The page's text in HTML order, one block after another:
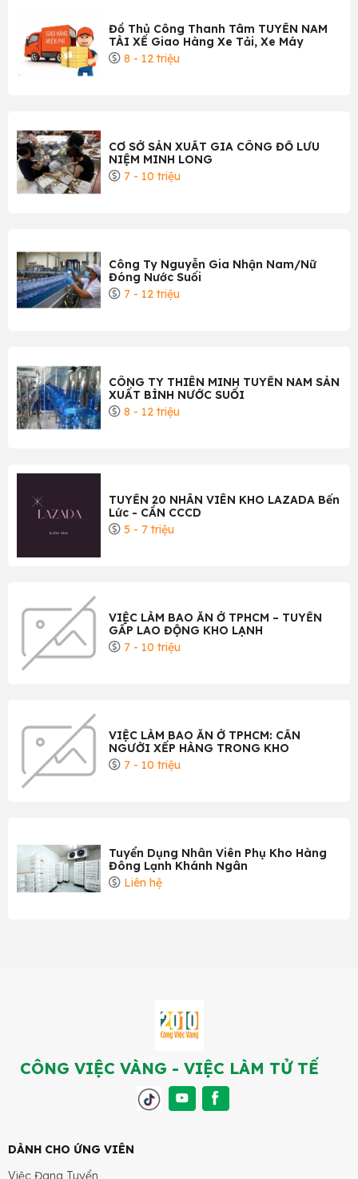
Đồ Thủ Công Thanh Tâm TUYỂN NAM
TÀI XẾ Giao Hàng Xe Tải, Xe Máy
8 - 12 triệu
CƠ SỞ SẢN XUẤT GIA CÔNG ĐỒ LƯU
NIỆM MINH LONG
7 - 10 triệu
Công Ty Nguyễn Gia Nhận Nam/Nữ
Đóng Nước Suối
7 - 12 triệu
CÔNG TY THIÊN MINH TUYỂN NAM SẢN
XUẤT BÌNH NƯỚC SUỐI
8 - 12 triệu
TUYỂN 20 NHÂN VIÊN KHO LAZADA Bến
Lức - CẦN CCCD
5 - 7 triệu
VIỆC LÀM BAO ĂN Ở TPHCM – TUYỂN
GẤP LAO ĐỘNG KHO LẠNH
7 - 10 triệu
VIỆC LÀM BAO ĂN Ở TPHCM: CẦN
NGƯỜI XẾP HÀNG TRONG KHO
7 - 10 triệu
Tuyển Dụng Nhân Viên Phụ Kho Hàng
Đông Lạnh Khánh Ngân
Liên hệ
CÔNG VIỆC VÀNG - VIỆC LÀM TỬ TẾ
DÀNH CHO ỨNG VIÊN
Việc Đang Tuyển